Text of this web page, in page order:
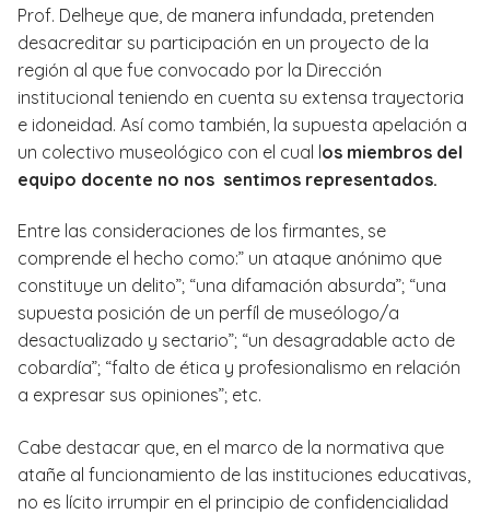
Prof. Delheye que, de manera infundada, pretenden
desacreditar su participación en un proyecto de la
región al que fue convocado por la Dirección
institucional teniendo en cuenta su extensa trayectoria
e idoneidad. Así como también, la supuesta apelación a
un colectivo museológico con el cual los miembros del
equipo docente no nos sentimos representados.
Entre las consideraciones de los firmantes, se
comprende el hecho como:” un ataque anónimo que
constituye un delito”; “una difamación absurda”; “una
supuesta posición de un perfíl de museólogo/a
desactualizado y sectario”; “un desagradable acto de
cobardía”; “falto de ética y profesionalismo en relación
a expresar sus opiniones”; etc.
Cabe destacar que, en el marco de la normativa que
atañe al funcionamiento de las instituciones educativas,
no es lícito irrumpir en el principio de confidencialidad